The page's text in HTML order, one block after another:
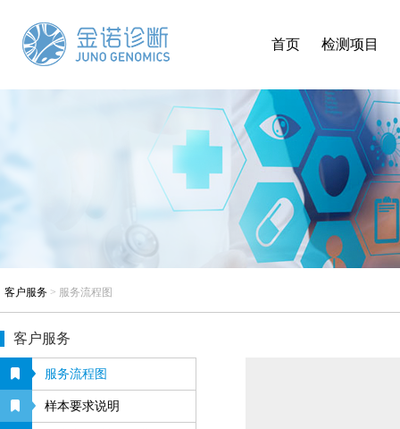
首页 检测项目
客户服务 > 服务流程图
客户服务
服务流程图
样本要求说明